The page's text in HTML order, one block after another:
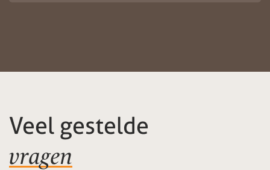
Veel gestelde
vragen